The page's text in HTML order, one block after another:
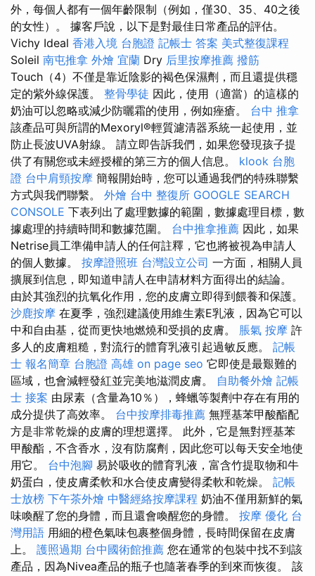
外，每個人都有一個年齡限制（例如，僅30、35、40之後
的女性）。 據客戶說，以下是對最佳日常產品的評估。
Vichy Ideal 香港入境 台胞證 記帳士 答案 美式整復課程
Soleil 南屯推拿 外燴 宜蘭 Dry 后里按摩推薦 撥筋
Touch（4）不僅是靠近陰影的褐色保濕劑，而且還提供穩
定的紫外線保護。 整骨學徒 因此，使用（適當）的這樣的
奶油可以忽略或減少防曬霜的使用，例如痤瘡。 台中 推拿
該產品可與所謂的Mexoryl®輕質濾清器系統一起使用，並
防止長波UVA射線。 請立即告訴我們，如果您發現孩子提
供了有關您或未經授權的第三方的個人信息。 klook 台胞
證 台中肩頸按摩 簡報開始時，您可以通過我們的特殊聯繫
方式與我們聯繫。 外燴 台中 整復所 GOOGLE SEARCH
CONSOLE 下表列出了處理數據的範圍，數據處理目標，數
據處理的持續時間和數據范圍。 台中推拿推薦 因此，如果
Netrise員工準備申請人的任何註釋，它也將被視為申請人
的個人數據。 按摩證照班 台灣設立公司 一方面，相關人員
擴展到信息，即知道申請人在申請材料方面得出的結論。
由於其強烈的抗氧化作用，您的皮膚立即得到餵養和保護。
沙鹿按摩 在夏季，強烈建議使用維生素E乳液，因為它可以
中和自由基，從而更快地燃燒和受損的皮膚。 脹氣 按摩 許
多人的皮膚粗糙，對流行的體育乳液引起過敏反應。 記帳
士 報名簡章 台胞證 高雄 on page seo 它即使是最艱難的
區域，也會減輕發紅並完美地滋潤皮膚。 自助餐外燴 記帳
士 接案 由尿素（含量為10％），蜂蠟等製劑中存在有用的
成分提供了高效率。 台中按摩排毒推薦 無羥基苯甲酸酯配
方是非常乾燥的皮膚的理想選擇。 此外，它是無對羥基苯
甲酸酯，不含香水，沒有防腐劑，因此您可以每天安全地使
用它。 台中泡腳 易於吸收的體育乳液，富含竹提取物和牛
奶蛋白，使皮膚柔軟和水合使皮膚變得柔軟和乾燥。 記帳
士放榜 下午茶外燴 中醫經絡按摩課程 奶油不僅用新鮮的氣
味喚醒了您的身體，而且還會喚醒您的身體。 按摩 優化 台
灣用語 用細的橙色氣味包裹整個身體，長時間保留在皮膚
上。 護照過期 台中國術館推薦 您在通常的包裝中找不到該
產品，因為Nivea產品的瓶子也隨著春季的到來而恢復。 該